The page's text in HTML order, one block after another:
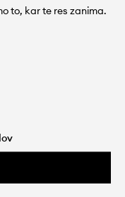
to, kar te res zanima.